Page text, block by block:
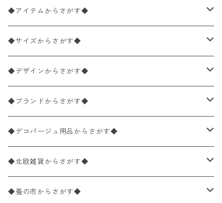
◆アイテムからさがす◆
ペーパーナプキン2枚バラ売り
ペーパーナプキン1枚バラ売り
ペーパーナプキン20枚入りパック
ペーパーナプキン10枚入りパック
ライスペーパー
ペーパーリネンナプキン
◆サイズからさがす◆
33×33cm（ランチサイズ）
バラ売り
パック売り
25×25cm（カクテルサイズ）
バラ売り
パック売り
40×40cm（ディナーサイズ）
バラ売り
パック売り
21×21cm（ポケットサイズ）
バラ売り
33cm（ラウンド）
◆デザインからさがす◆
花柄
植物・グリーン柄
動物・鳥・昆虫・蝶柄
海・魚柄
◆ブランドからさがす◆
ドイツ製 IHR/イア
ランチサイズ
カクテルサイズ
ドイツ製 Ambiente/アンビエンテ
ランチサイズ
ドイツ製 Paperproducts Design
◆デコパージュ用品からさがす◆
デコパージュ液
デコパージュ下地
◆北欧雑貨からさがす◆
シリコンモールド
◆蚤の市からさがす◆